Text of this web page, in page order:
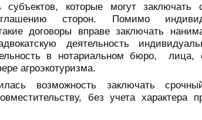
субъектов, которые могут
сторон. Помимо
договоры вправе заключать
деятельность
в нотариальном бюро,
лица,
агроэкотуризма.
возможность заключать
без учета характера